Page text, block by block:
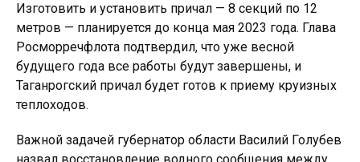
Изготовить и установить причал — 8 секций по 12
метров — планируется до конца мая 2023 года. Глава
Росморречфлота подтвердил, что уже весной
будущего года все работы будут завершены, и
Таганрогский причал будет готов к приему круизных
теплоходов.
Важной задачей губернатор области Василий Голубев